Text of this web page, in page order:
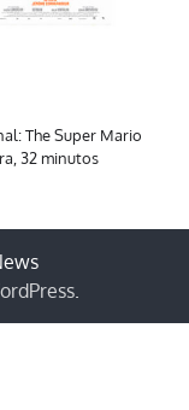
The Super Mario
32 minutos
.